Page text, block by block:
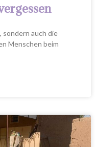
auch die
Menschen beim